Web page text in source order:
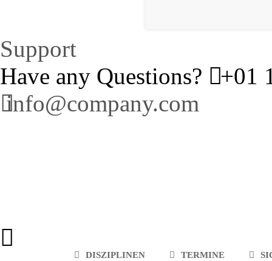
Support
Have any Questions? +01
info@company.com
DISZIPLINEN TERMINE